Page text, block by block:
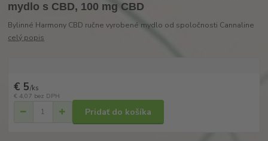
mydlo s CBD, 100 mg CBD
Bylinné Harmony CBD ručne vyrobené mydlo od spoločnosti Cannaline
celý popis
€ 5/ks
€ 4,07 bez DPH
Pridať do košíka